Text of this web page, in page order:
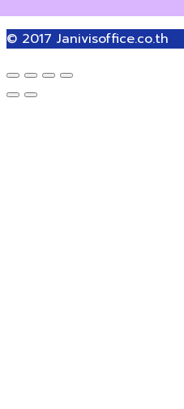
© 2017 Janivisoffice.co.th